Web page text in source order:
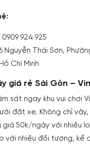
0909 924 925
Nguyễn Thái Sơn,
Chí Minh
giá rẻ Sài Gòn –
sát ngay khu vui chơi
đặt xe. Không chỉ
giá 50k/ngày với nhiều
với nhiều đối tượng, kể